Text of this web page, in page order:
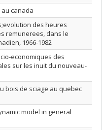
canada
des heures
remunerees, dans le
1966-1982
economiques des
sur les inuit du nouveau-
bois de sciage au quebec
model in general